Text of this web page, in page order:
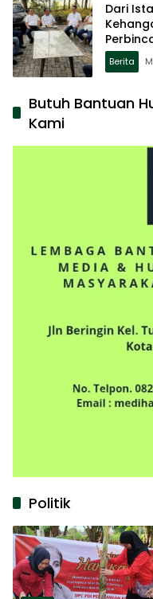
Dari
Berita
Butuh Bantuan
Kami
Politik